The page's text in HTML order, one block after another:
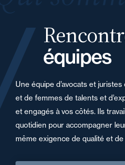
équipes
Une équipe d’avocats et
et de femmes de talents et
et engagés à vos côtés. Ils
quotidien pour accompagner
même exigence de qualité et